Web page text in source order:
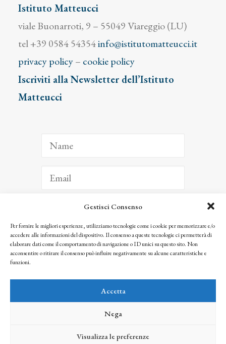
Gestisci Consenso
Per fornire le migliori esperienze, utilizziamo tecnologie come i cookie per memorizzare e/o
accedere alle informazioni del dispositivo. Il consenso a queste tecnologie ci permetterà di
elaborare dati come il comportamento di navigazione o ID unici su questo sito. Non
acconsentire o ritirare il consenso può influire negativamente su alcune caratteristiche e
funzioni.
Accetta
Nega
Visualizza le preferenze
Istituto Matteucci
viale Buonarroti, 9 – 55049 Viareggio (LU)
tel +39 0584 54354info@istitutomatteucci.it
privacy policy– cookie policy
Iscriviti alla Newsletter dell’Istituto
Matteucci
ISCRIVITI
Facendo clic per iscriverti, riconosci che le tue informazioni saranno trattate
seguendo la nostra Privacy Policy
© 2025 Istituto Matteucci. All right reserved
l’autorizzazione scritta dei proprietari dei diritti e dell’Istituto Matteucci
credits